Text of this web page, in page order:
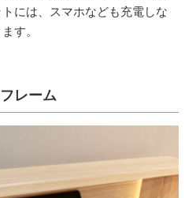
には、スマホなども充電しな
す。
レーム